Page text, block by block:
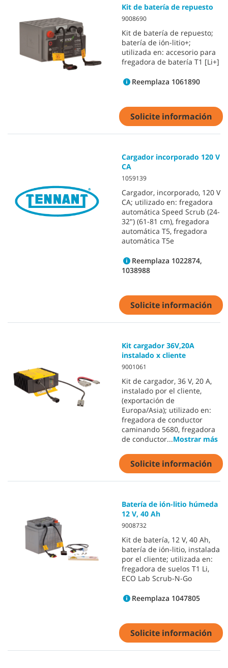
Kit de batería de repuesto
9008690
Kit de batería de repuesto;
batería de ión-litio+;
utilizada en: accesorio para
fregadora de batería T1 [Li+]
Reemplaza 1061890
Solicite información
Cargador incorporado 120 V
CA
1059139
Cargador, incorporado, 120 V
CA; utilizado en: fregadora
automática Speed Scrub (24-
32") (61-81 cm), fregadora
automática T5, fregadora
automática T5e
Reemplaza 1022874,
1038988
Solicite información
Kit cargador 36V,20A
instalado x cliente
9001061
Kit de cargador, 36 V, 20 A,
instalado por el cliente,
(exportación de
Europa/Asia); utilizado en:
fregadora de conductor
caminando 5680, fregadora
de conductor...Mostrar más
Solicite información
Batería de ión-litio húmeda
12 V, 40 Ah
9008732
Kit de batería, 12 V, 40 Ah,
batería de ión-litio, instalada
por el cliente; utilizada en:
fregadora de suelos T1 Li,
ECO Lab Scrub-N-Go
Reemplaza 1047805
Solicite información